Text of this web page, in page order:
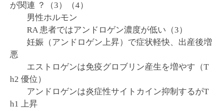
が関連 ？（3）（4）
男性ホルモン
RA 患者ではアンドロゲン濃度が低い（3）
妊娠（アンドロゲン上昇）で症状軽快、出産後増
悪
エストロゲンは免疫グロブリン産生を増やす（T
h2 優位）
アンドロゲンは炎症性サイトカイン抑制するがT
h1 上昇